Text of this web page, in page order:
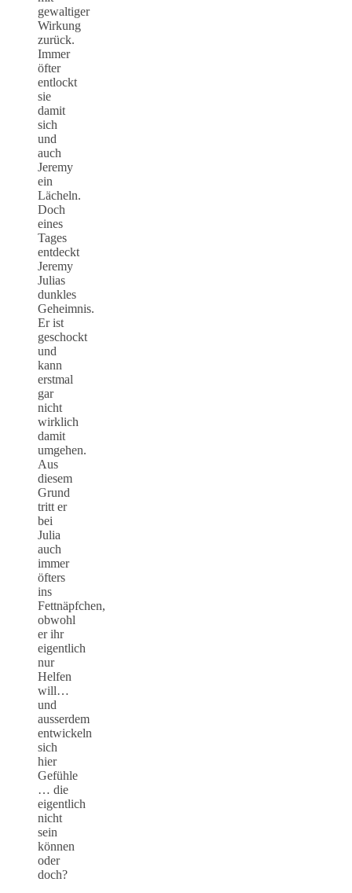
gewaltiger
Wirkung
zurück.
Immer
öfter
entlockt
sie
damit
sich
und
auch
Jeremy
ein
Lächeln.
Doch
eines
Tages
entdeckt
Jeremy
Julias
dunkles
Geheimnis.
Er ist
geschockt
und
kann
erstmal
gar
nicht
wirklich
damit
umgehen.
Aus
diesem
Grund
tritt er
bei
Julia
auch
immer
öfters
ins
Fettnäpfchen,
obwohl
er ihr
eigentlich
nur
Helfen
will…
und
ausserdem
entwickeln
sich
hier
Gefühle
… die
eigentlich
nicht
sein
können
oder
doch?